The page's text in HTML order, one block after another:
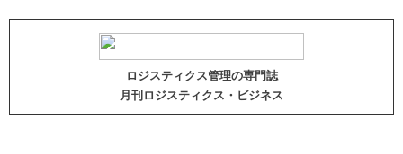
ロジスティクス管理の専門誌
月刊ロジスティクス・ビジネス